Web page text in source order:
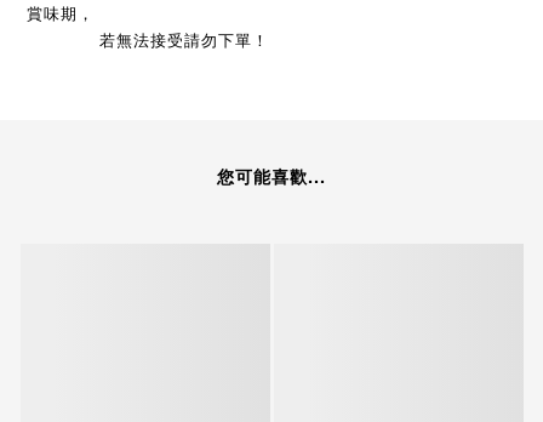
賞味期，
若無法接受請勿下單！
您可能喜歡...